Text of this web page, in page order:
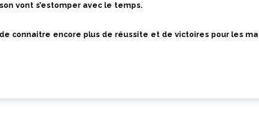
vont s’estomper avec le temps.
connaitre encore plus de réussite et de victoires pour les